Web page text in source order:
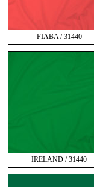
FIABA / 31440
IRELAND / 31440